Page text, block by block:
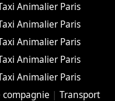
Animalier Paris
Animalier Paris
Animalier Paris
Animalier Paris
Animalier Paris
| Transport